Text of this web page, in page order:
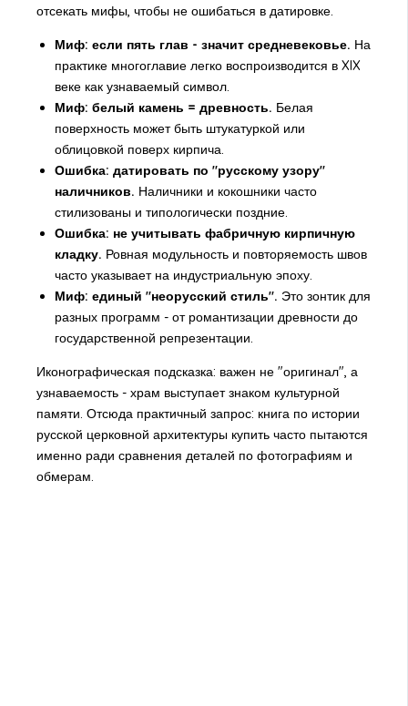
отсекать мифы, чтобы не ошибаться в датировке.
Миф: если пять глав - значит средневековье. На
практике многоглавие легко воспроизводится в XIX
веке как узнаваемый символ.
Миф: белый камень = древность. Белая
поверхность может быть штукатуркой или
облицовкой поверх кирпича.
Ошибка: датировать по "русскому узору"
наличников. Наличники и кокошники часто
стилизованы и типологически поздние.
Ошибка: не учитывать фабричную кирпичную
кладку. Ровная модульность и повторяемость швов
часто указывает на индустриальную эпоху.
Миф: единый "неорусский стиль". Это зонтик для
разных программ - от романтизации древности до
государственной репрезентации.
Иконографическая подсказка: важен не "оригинал", а
узнаваемость - храм выступает знаком культурной
памяти. Отсюда практичный запрос: книга по истории
русской церковной архитектуры купить часто пытаются
именно ради сравнения деталей по фотографиям и
обмерам.